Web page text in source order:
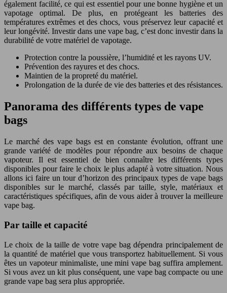
également facilité, ce qui est essentiel pour une bonne hygiène et un
vapotage optimal. De plus, en protégeant les batteries des
températures extrêmes et des chocs, vous préservez leur capacité et
leur longévité. Investir dans une vape bag, c’est donc investir dans la
durabilité de votre matériel de vapotage.
Protection contre la poussière, l’humidité et les rayons UV.
Prévention des rayures et des chocs.
Maintien de la propreté du matériel.
Prolongation de la durée de vie des batteries et des résistances.
Panorama des différents types de vape
bags
Le marché des vape bags est en constante évolution, offrant une
grande variété de modèles pour répondre aux besoins de chaque
vapoteur. Il est essentiel de bien connaître les différents types
disponibles pour faire le choix le plus adapté à votre situation. Nous
allons ici faire un tour d’horizon des principaux types de vape bags
disponibles sur le marché, classés par taille, style, matériaux et
caractéristiques spécifiques, afin de vous aider à trouver la meilleure
vape bag.
Par taille et capacité
Le choix de la taille de votre vape bag dépendra principalement de
la quantité de matériel que vous transportez habituellement. Si vous
êtes un vapoteur minimaliste, une mini vape bag suffira amplement.
Si vous avez un kit plus conséquent, une vape bag compacte ou une
grande vape bag sera plus appropriée.